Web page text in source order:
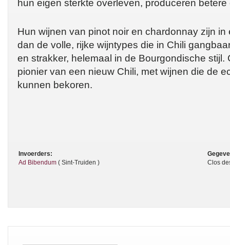
hun eigen sterkte overleven, produceren
Hun wijnen van pinot noir en chardonnay zijn
dan de volle, rijke wijntypes die in Chili
en strakker, helemaal in de Bourgondische stijl.
pionier van een nieuw Chili, met wijnen die de
kunnen bekoren.
Invoerders:
Ad Bibendum ( Sint-Truiden )
Clos